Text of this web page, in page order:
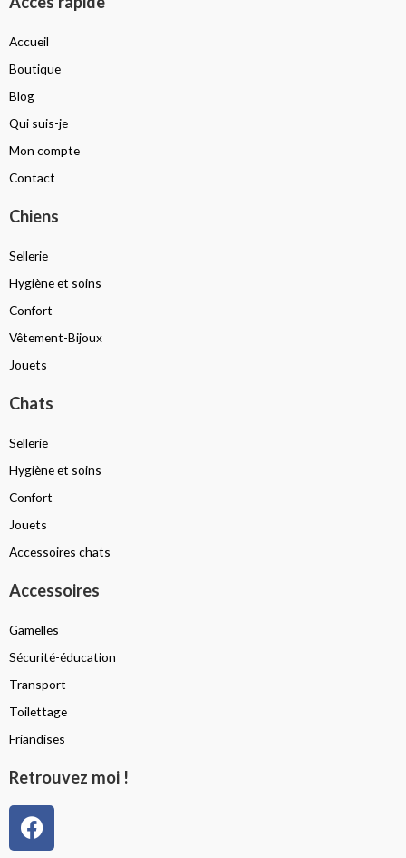
Accueil
Boutique
Blog
Qui suis-je
Mon compte
Contact
Chiens
Sellerie
Hygiène et soins
Confort
Vêtement-Bijoux
Jouets
Chats
Sellerie
Hygiène et soins
Confort
Jouets
Accessoires chats
Accessoires
Gamelles
Sécurité-éducation
Transport
Toilettage
Friandises
Retrouvez moi !
F
a